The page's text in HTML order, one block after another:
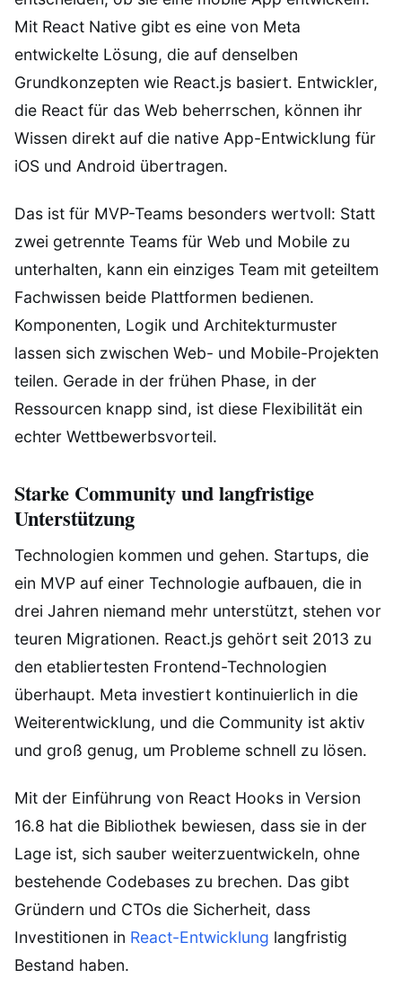
Mit React Native gibt es eine von Meta
entwickelte Lösung, die auf denselben
Grundkonzepten wie React.js basiert. Entwickler,
die React für das Web beherrschen, können ihr
Wissen direkt auf die native App-Entwicklung für
iOS und Android übertragen.
Das ist für MVP-Teams besonders wertvoll: Statt
zwei getrennte Teams für Web und Mobile zu
unterhalten, kann ein einziges Team mit geteiltem
Fachwissen beide Plattformen bedienen.
Komponenten, Logik und Architekturmuster
lassen sich zwischen Web- und Mobile-Projekten
teilen. Gerade in der frühen Phase, in der
Ressourcen knapp sind, ist diese Flexibilität ein
echter Wettbewerbsvorteil.
Starke Community und langfristige
Unterstützung
Technologien kommen und gehen. Startups, die
ein MVP auf einer Technologie aufbauen, die in
drei Jahren niemand mehr unterstützt, stehen vor
teuren Migrationen. React.js gehört seit 2013 zu
den etabliertesten Frontend-Technologien
überhaupt. Meta investiert kontinuierlich in die
Weiterentwicklung, und die Community ist aktiv
und groß genug, um Probleme schnell zu lösen.
Mit der Einführung von React Hooks in Version
16.8 hat die Bibliothek bewiesen, dass sie in der
Lage ist, sich sauber weiterzuentwickeln, ohne
bestehende Codebases zu brechen. Das gibt
Gründern und CTOs die Sicherheit, dass
Investitionen in React-Entwicklung langfristig
Bestand haben.